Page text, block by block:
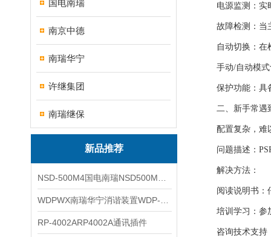
国电南瑞
南京中德
南瑞华宁
许继集团
南瑞继保
新品推荐
RP-4002ARP4002A通讯插件
电源监测：实时
故障检测：当主
自动切换：在检
手动/自动模式切
保护功能：具备
二、新手常遇
配置复杂，难
问题描述：
解决方法：
阅读说明书：仔
培训学习：参加
咨询技术支持：